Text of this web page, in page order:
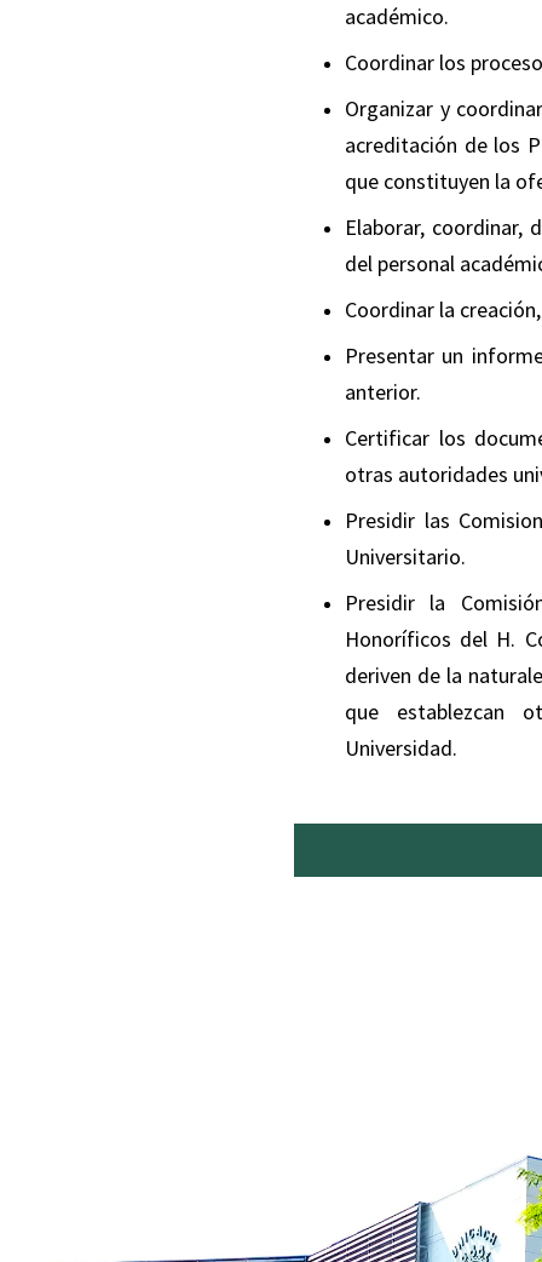
académico.
Coordinar los
Organizar y
acreditación de los
que constituyen la
Elaborar, coordinar,
del personal
Coordinar la
Presentar un
anterior.
Certificar los
otras autoridades
Presidir las
Universitario.
Presidir la
Honoríficos del H.
deriven de la
que establezcan
Universidad.